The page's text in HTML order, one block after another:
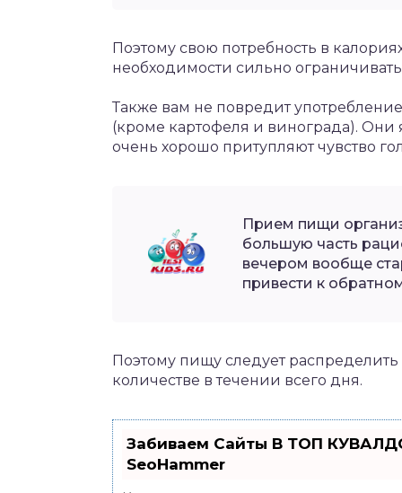
Поэтому свою потребность в
необходимости сильно
Также вам не повредит
(кроме картофеля и винограда).
очень хорошо притупляют чувство
Прием пищи
большую часть
вечером вообще
привести к
Поэтому пищу следует
количестве в течении всего дня.
Забиваем Сайты В ТОП
SeoHammer